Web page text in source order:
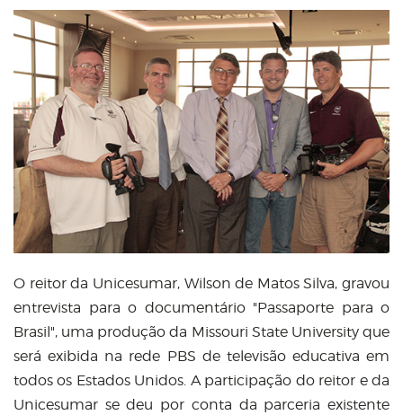
O reitor da Unicesumar, Wilson de Matos Silva, gravou
entrevista para o documentário "Passaporte para o
Brasil", uma produção da Missouri State University que
será exibida na rede PBS de televisão educativa em
todos os Estados Unidos. A participação do reitor e da
Unicesumar se deu por conta da parceria existente